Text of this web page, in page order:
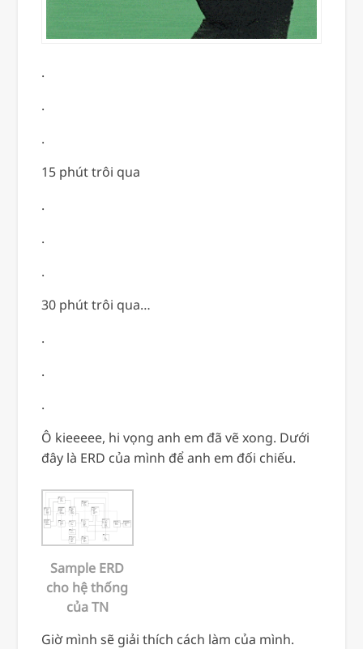
.
.
.
15 phút trôi qua
.
.
.
30 phút trôi qua…
.
.
.
Ô kieeeee, hi vọng anh em đã vẽ xong. Dưới
đây là ERD của mình để anh em đối chiếu.
Sample ERD
cho hệ thống
của TN
Giờ mình sẽ giải thích cách làm của mình.